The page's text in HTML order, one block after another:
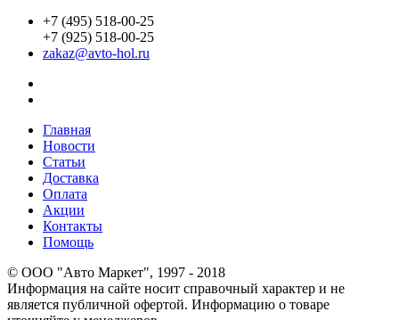
+7 (495) 518-00-25
+7 (925) 518-00-25
zakaz@avto-hol.ru
Главная
Новости
Статьи
Доставка
Оплата
Акции
Контакты
Помощь
© OOO "Авто Маркет", 1997 - 2018
Информация на сайте носит справочный характер и не
является публичной офертой. Информацию о товаре